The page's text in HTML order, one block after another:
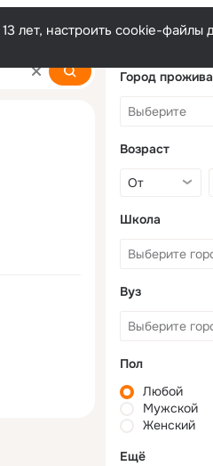
лет, настроить cookie-файлы
Город
Возраст
Школа
Вуз
Пол
Любой
Мужской
Женский
Ещё